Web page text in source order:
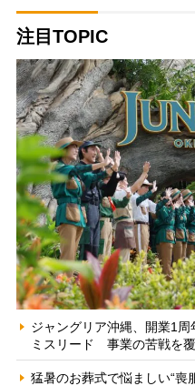
注目TOPIC
ジャングリア沖縄、開業1
ミスリード 事業の苦戦を
猛暑のお葬式で悩ましい“